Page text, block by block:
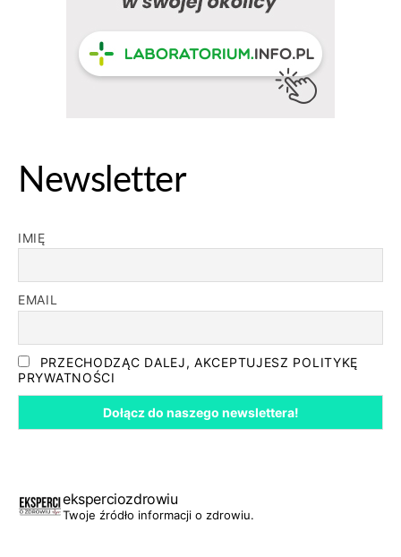
Newsletter
IMIĘ
EMAIL
PRZECHODZĄC DALEJ, AKCEPTUJESZ POLITYKĘ
PRYWATNOŚCI
eksperciozdrowiu
Twoje źródło informacji o zdrowiu.